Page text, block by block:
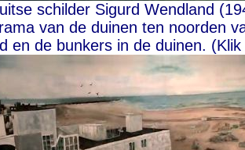
schilder Sigurd Wendland
van de duinen ten noorden
en de bunkers in de duinen.